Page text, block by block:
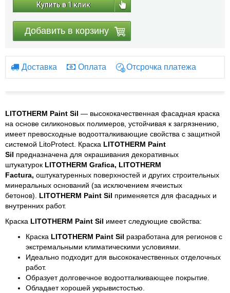
Купить в 1 клик
Добавить в корзину
Доставка Оплата Отсрочка платежа
LITOTHERM Paint Sil — высококачественная фасадная краска
на основе силиконовых полимеров, устойчивая к загрязнению,
имеет превосходные водоотталкивающие свойства с защитной
системой LitoProtect. Краска LITOTHERM Paint
Sil предназначена для окрашивания декоративных
штукатурок LITOTHERM Grafica, LITOTHERM
Factura, оштукатуренных поверхностей и других строительных
минеральных оснований (за исключением ячеистых
бетонов). LITOTHERM Paint Sil применяется для фасадных и
внутренних работ.
Краска LITOTHERM Paint Sil имеет следующие свойства:
Краска LITOTHERM Paint Sil разработана для регионов с
экстремальными климатическими условиями.
Идеально подходит для высококачественных отделочных
работ.
Образует долговечное водоотталкивающее покрытие.
Обладает хорошей укрывистостью.